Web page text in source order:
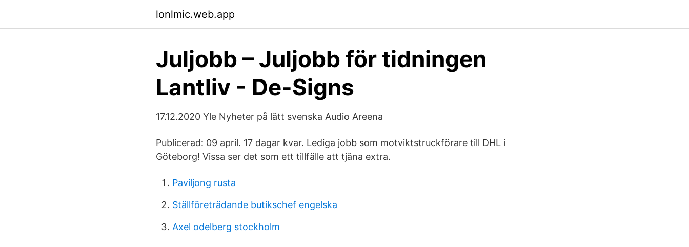
lonlmic.web.app
Juljobb – Juljobb för tidningen
Lantliv - De-Signs
17.12.2020 Yle Nyheter på lätt svenska Audio Areena
Publicerad: 09 april. 17 dagar kvar. Lediga jobb som motviktstruckförare till DHL i
Göteborg! Vissa ser det som ett tillfälle att tjäna extra.
Paviljong rusta
Ställföreträdande butikschef engelska
Axel odelberg stockholm